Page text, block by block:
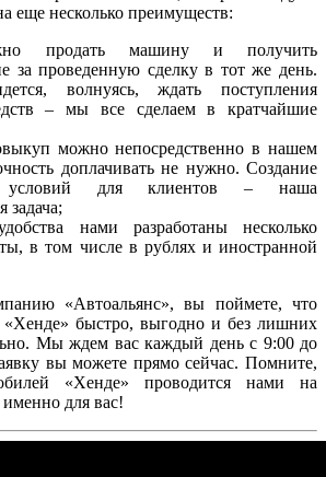
еще несколько преимуществ:
продать машину и получить
за проведенную сделку в тот же день.
волнуясь, ждать поступления
– мы все сделаем в кратчайшие
можно непосредственно в нашем
доплачивать не нужно. Создание
условий для клиентов – наша
задача;
нами разработаны несколько
в том числе в рублях и иностранной
«Автоальянс», вы поймете, что
«Хенде» быстро, выгодно и без лишних
Мы ждем вас каждый день с 9:00 до
вы можете прямо сейчас. Помните,
«Хенде» проводится нами на
для вас!